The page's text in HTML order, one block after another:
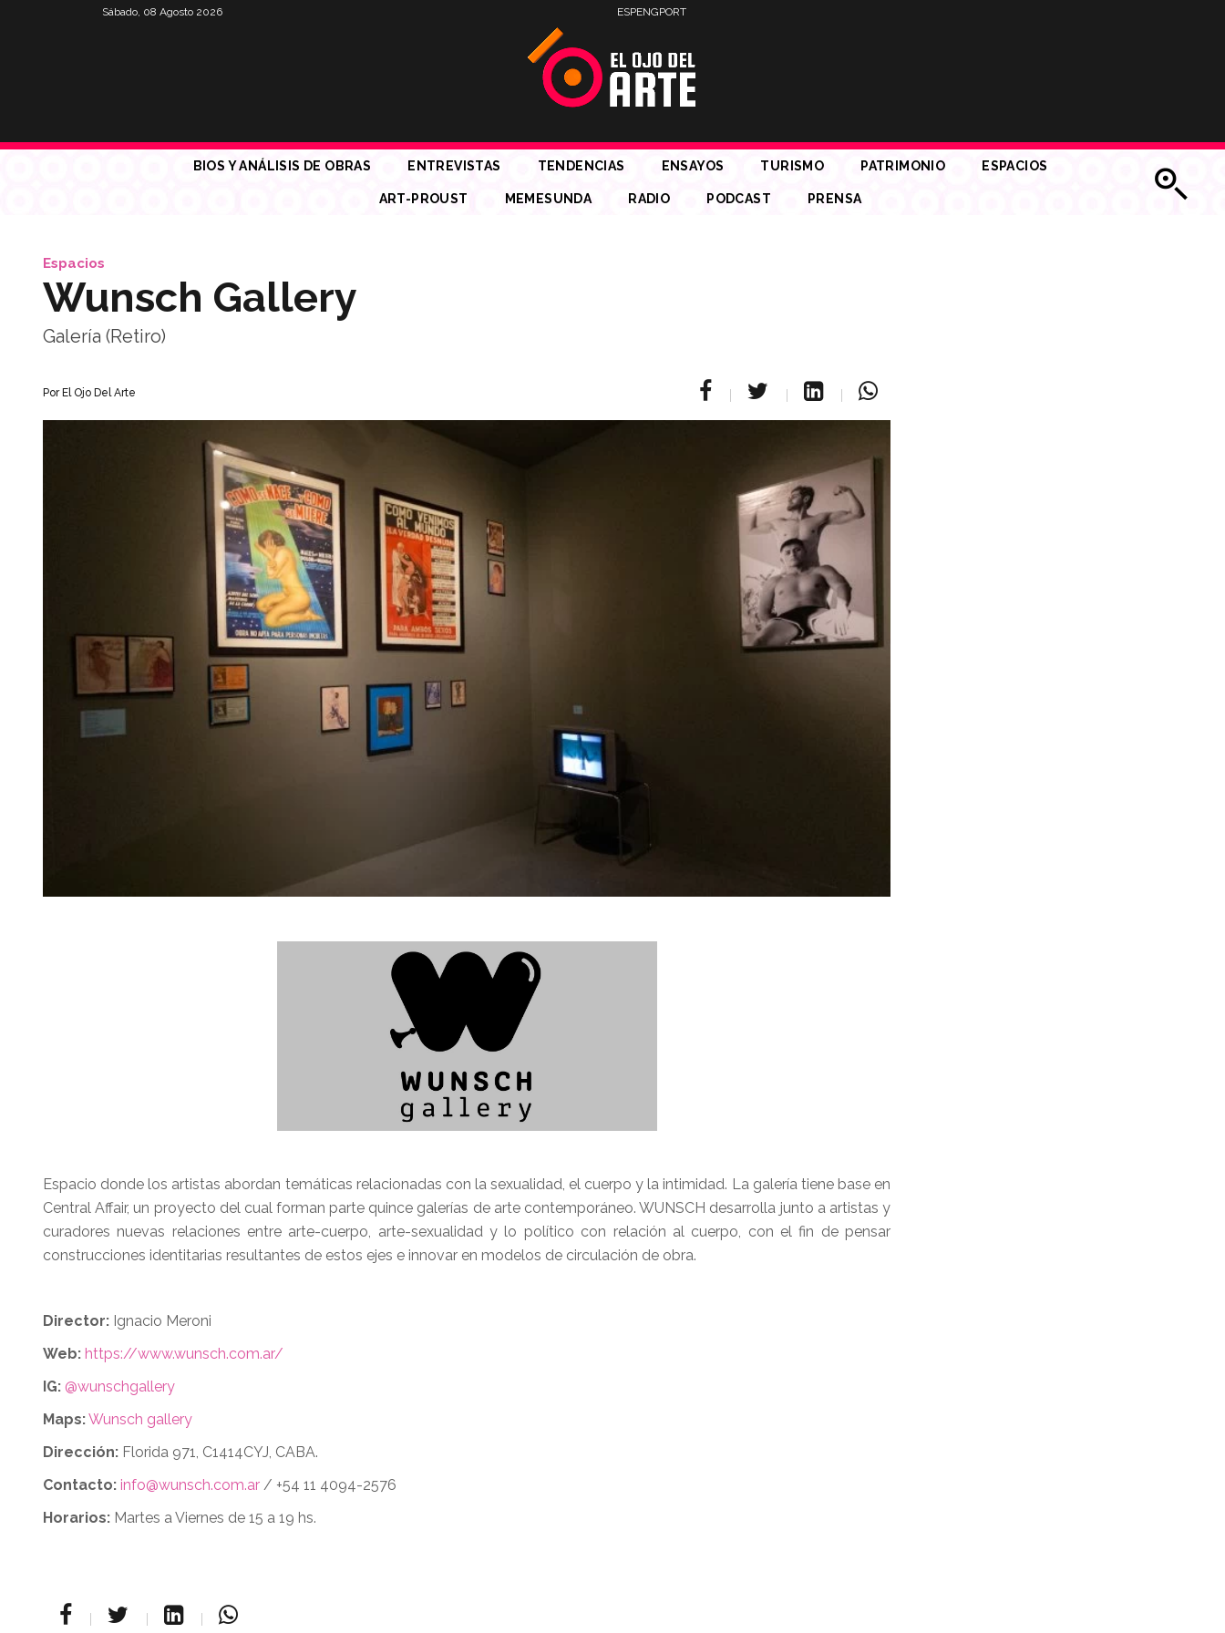
Sábado, 08 Agosto 2026 ESPENGPORT
BIOS Y ANÁLISIS DE OBRAS ENTREVISTAS TENDENCIAS ENSAYOS TURISMO PATRIMONIO ESPACIOS
ART-PROUST MEMESUNDA RADIO PODCAST PRENSA
Espacios
Wunsch Gallery
Galería (Retiro)
Por El Ojo Del Arte
Espacio donde los artistas abordan temáticas relacionadas con la sexualidad, el cuerpo y la intimidad. La galería tiene base en
Central Affair, un proyecto del cual forman parte quince galerías de arte contemporáneo. WUNSCH desarrolla junto a artistas y
curadores nuevas relaciones entre arte-cuerpo, arte-sexualidad y lo político con relación al cuerpo, con el fin de pensar
construcciones identitarias resultantes de estos ejes e innovar en modelos de circulación de obra.
Director: Ignacio Meroni
Web: https://www.wunsch.com.ar/
IG: @wunschgallery
Maps:Wunsch gallery
Dirección: Florida 971, C1414CYJ, CABA.
Contacto: info@wunsch.com.ar / +54 11 4094-2576
Horarios: Martes a Viernes de 15 a 19 hs.